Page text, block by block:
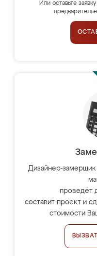
Или оставьте
Дизайнер-
проведёт
составит проект и
стоимости